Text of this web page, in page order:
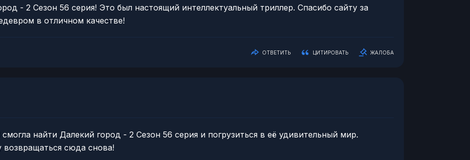
- 2 Сезон 56 серия! Это был настоящий интеллектуальный триллер. Спасибо сайту за
в отличном качестве!
ОТВЕТИТЬ ЦИТИРОВАТЬ ЖАЛОБА
найти Далекий город - 2 Сезон 56 серия и погрузиться в её удивительный мир.
возвращаться сюда снова!